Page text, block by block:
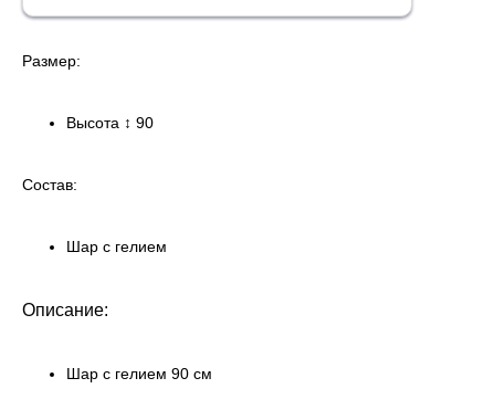
Размер:
Высота ↕ 90
Состав:
Шар с гелием
Описание:
Шар с гелием 90 см